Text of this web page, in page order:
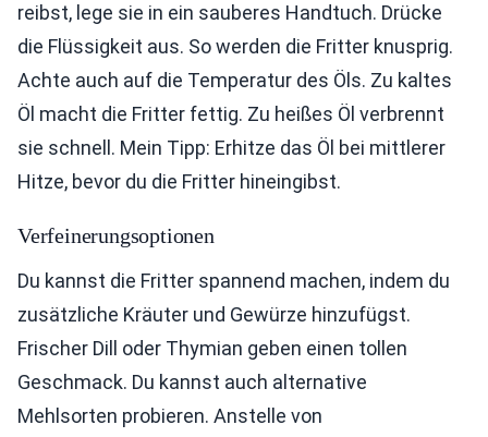
reibst, lege sie in ein sauberes Handtuch. Drücke
die Flüssigkeit aus. So werden die Fritter knusprig.
Achte auch auf die Temperatur des Öls. Zu kaltes
Öl macht die Fritter fettig. Zu heißes Öl verbrennt
sie schnell. Mein Tipp: Erhitze das Öl bei mittlerer
Hitze, bevor du die Fritter hineingibst.
Verfeinerungsoptionen
Du kannst die Fritter spannend machen, indem du
zusätzliche Kräuter und Gewürze hinzufügst.
Frischer Dill oder Thymian geben einen tollen
Geschmack. Du kannst auch alternative
Mehlsorten probieren. Anstelle von